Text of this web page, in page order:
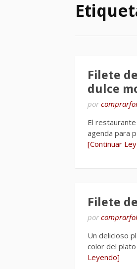
Filete
dulce
por
El
agenda para
[Continuar
Filete
por
Un delicioso
color del
Leyendo]